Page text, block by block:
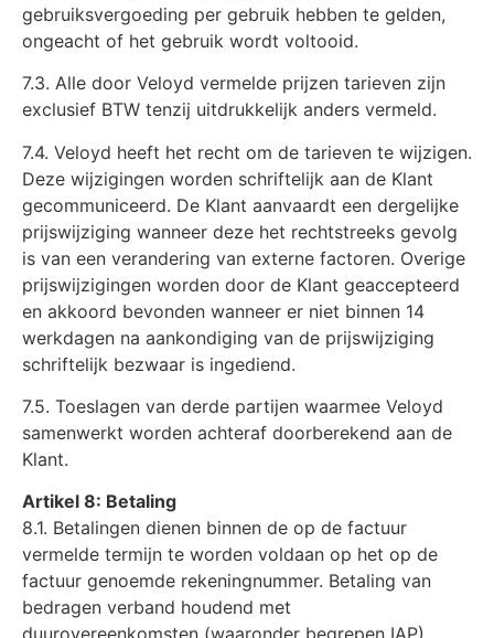
gebruiksvergoeding per gebruik hebben te gelden,
ongeacht of het gebruik wordt voltooid.
7.3. Alle door Veloyd vermelde prijzen tarieven zijn
exclusief BTW tenzij uitdrukkelijk anders vermeld.
7.4. Veloyd heeft het recht om de tarieven te wijzigen.
Deze wijzigingen worden schriftelijk aan de Klant
gecommuniceerd. De Klant aanvaardt een dergelijke
prijswijziging wanneer deze het rechtstreeks gevolg
is van een verandering van externe factoren. Overige
prijswijzigingen worden door de Klant geaccepteerd
en akkoord bevonden wanneer er niet binnen 14
werkdagen na aankondiging van de prijswijziging
schriftelijk bezwaar is ingediend.
7.5. Toeslagen van derde partijen waarmee Veloyd
samenwerkt worden achteraf doorberekend aan de
Klant.
Artikel 8: Betaling
8.1. Betalingen dienen binnen de op de factuur
vermelde termijn te worden voldaan op het op de
factuur genoemde rekeningnummer. Betaling van
bedragen verband houdend met